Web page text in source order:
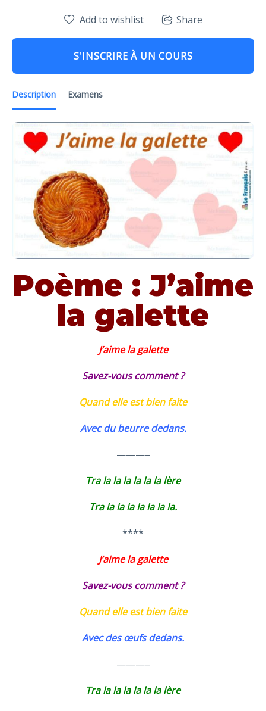
Description Examens
Poème : J’aime
la galette
J’aime la galette
Savez-vous comment ?
Quand elle est bien faite
Avec du beurre dedans.
———–
Tra la la la la la la lère
Tra la la la la la la la.
****
J’aime la galette
Savez-vous comment ?
Quand elle est bien faite
Avec des œufs dedans.
———–
Tra la la la la la la lère
Add to wishlist Share
S'INSCRIRE À UN COURS